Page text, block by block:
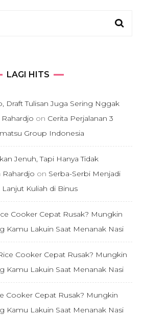
LAGI HITS
Draft Tulisan Juga Sering Nggak
on Cerita Perjalanan 3
Group Indonesia
Jenuh, Tapi Hanya Tidak
on Serba-Serbi Menjadi
Kuliah di Binus
Cooker Cepat Rusak? Mungkin
Kamu Lakuin Saat Menanak Nasi
Cooker Cepat Rusak? Mungkin
Kamu Lakuin Saat Menanak Nasi
Cooker Cepat Rusak? Mungkin
Kamu Lakuin Saat Menanak Nasi